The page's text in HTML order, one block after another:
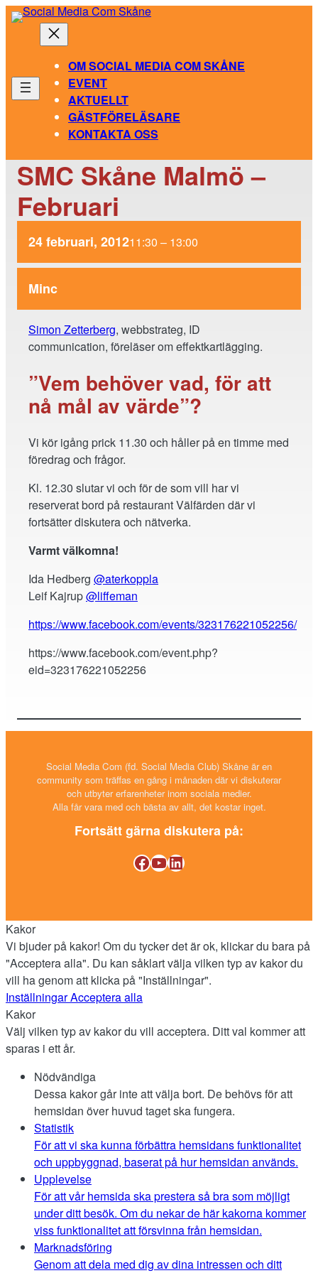
Hoppa
innehåll
OM SOCIAL MEDIA COM SKÅNE
EVENT
AKTUELLT
GÄSTFÖRELÄSARE
KONTAKTA OSS
SMC Skåne Malmö –
Februari
24 februari, 201211:30 – 13:00
Minc
Simon Zetterberg, webbstrateg, ID
communication, föreläser om effektkartlägging.
”Vem behöver vad, för att
nå mål av värde”?
Vi kör igång prick 11.30 och håller på en timme med
föredrag och frågor.
Kl. 12.30 slutar vi och för de som vill har vi
reserverat bord på restaurant Välfärden där vi
fortsätter diskutera och nätverka.
Varmt välkomna!
Ida Hedberg @aterkoppla
Leif Kajrup@liffeman
https://www.facebook.com/events/323176221052256/
https://www.facebook.com/event.php?
eid=323176221052256
Social Media Com (fd. Social Media Club) Skåne är en
community som träffas en gång i månaden där vi diskuterar
och utbyter erfarenheter inom sociala medier.
Alla får vara med och bästa av allt, det kostar inget.
Fortsätt gärna diskutera på:
Facebook
YouTube
LinkedIn
Kakor
Vi bjuder på kakor! Om du tycker det är ok, klickar du bara på
"Acceptera alla". Du kan såklart välja vilken typ av kakor du
vill ha genom att klicka på "Inställningar".
InställningarAcceptera alla
Kakor
Välj vilken typ av kakor du vill acceptera. Ditt val kommer att
sparas i ett år.
Nödvändiga
Dessa kakor går inte att välja bort. De behövs för att
hemsidan över huvud taget ska fungera.
Statistik
För att vi ska kunna förbättra hemsidans funktionalitet
och uppbyggnad, baserat på hur hemsidan används.
Upplevelse
För att vår hemsida ska prestera så bra som möjligt
under ditt besök. Om du nekar de här kakorna kommer
viss funktionalitet att försvinna från hemsidan.
Marknadsföring
Genom att dela med dig av dina intressen och ditt